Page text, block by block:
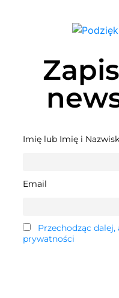
Imię lub Imię i
Email
Przechodząc
prywatności